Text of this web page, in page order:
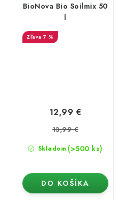
BioNova Bio Soilmix 50
l
7 %
Skladom (>500 ks)
12,99 €
13,99 €
DO KOŠÍKA